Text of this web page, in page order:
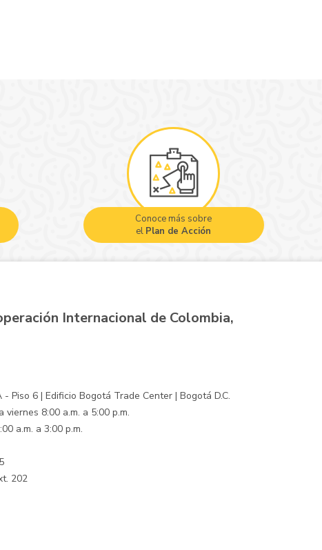
Conoce más sobre
el Plan de Acción
Internacional de Colombia,
Piso 6 | Edificio Bogotá Trade Center | Bogotá D.C.
viernes 8:00 a.m. a 5:00 p.m.
a.m. a 3:00 p.m.
202